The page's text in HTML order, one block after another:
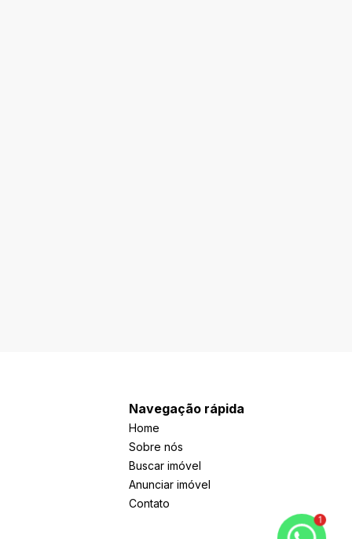
Navegação rápida
Home
Sobre nós
Buscar imóvel
Anunciar imóvel
Contato
1